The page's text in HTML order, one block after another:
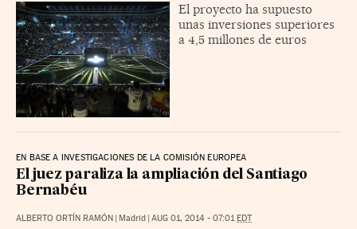
El proyecto ha supuesto
unas inversiones superiores
a 4,5 millones de euros
EN BASE A INVESTIGACIONES DE LA COMISIÓN EUROPEA
El juez paraliza la ampliación del Santiago
Bernabéu
ALBERTO ORTÍN RAMÓN | Madrid | AUG 01, 2014 - 07:01 EDT